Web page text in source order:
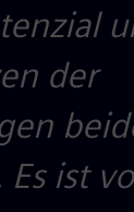
der
ist